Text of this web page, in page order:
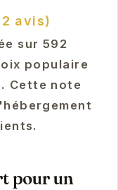
avis)
sur 592
populaire
Cette note
pour un